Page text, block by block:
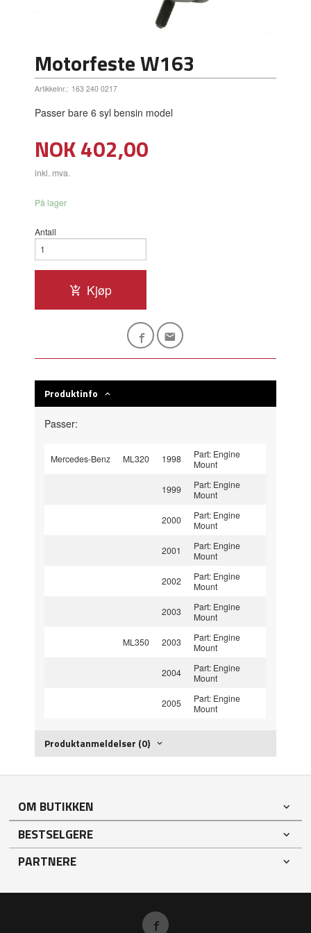
Motorfeste W163
Artikkelnr.: 163 240 0217
Passer bare 6 syl bensin model
Pris
NOK402,00
inkl. mva.
På lager
Antall
Kjøp
Produktinfo
Passer:
Mercedes-Benz ML320 1998
Part: Engine
Mount
1999
Part: Engine
Mount
2000
Part: Engine
Mount
2001
Part: Engine
Mount
2002
Part: Engine
Mount
2003
Part: Engine
Mount
ML350 2003
Part: Engine
Mount
2004
Part: Engine
Mount
2005
Part: Engine
Mount
Produktanmeldelser (0)
OM BUTIKKEN
BESTSELGERE
PARTNERE